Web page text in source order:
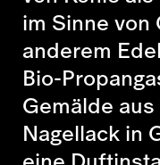
im Sinne von
anderem
Bio-
Gemälde
Nagellack in